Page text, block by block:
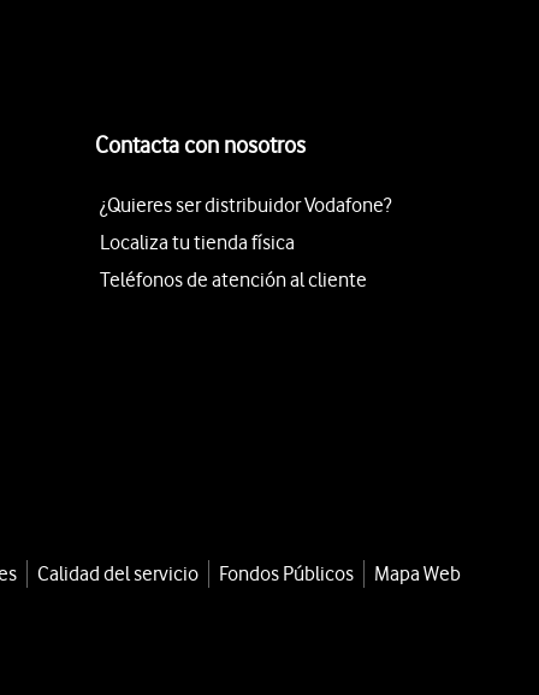
Contacta con nosotros
¿Quieres ser distribuidor Vodafone?
Localiza tu tienda física
Teléfonos de atención al cliente
Calidad del servicio Fondos Públicos
Mapa Web